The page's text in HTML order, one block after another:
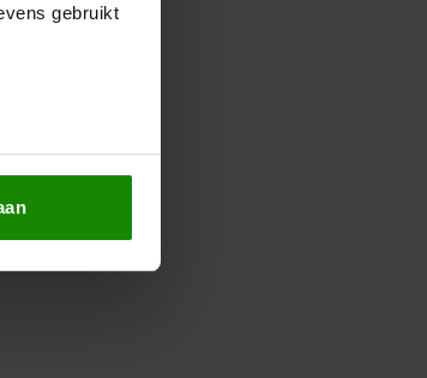
gebruikt
en om ons